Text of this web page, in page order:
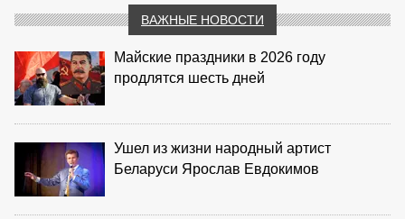
ВАЖНЫЕ НОВОСТИ
Майские праздники в 2026 году
продлятся шесть дней
Ушел из жизни народный артист
Беларуси Ярослав Евдокимов